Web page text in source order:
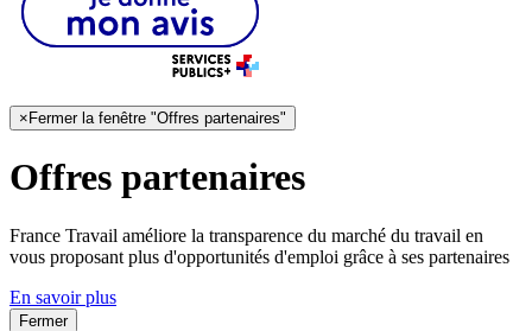
× Fermer la fenêtre "Offres partenaires"
Offres partenaires
France Travail améliore la transparence du marché du travail en
vous proposant plus d'opportunités d'emploi grâce à ses partenaires
En savoir plus
Fermer